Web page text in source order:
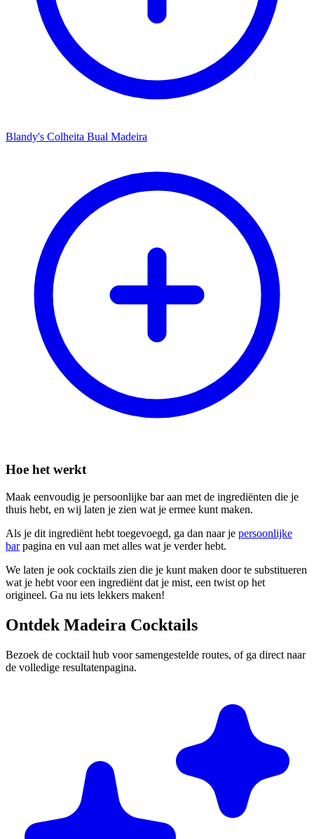
Blandy's Colheita Bual Madeira
Hoe het werkt
Maak eenvoudig je persoonlijke bar aan met de ingrediënten die je
thuis hebt, en wij laten je zien wat je ermee kunt maken.
Als je dit ingrediënt hebt toegevoegd, ga dan naar je persoonlijke
barpagina en vul aan met alles wat je verder hebt.
We laten je ook cocktails zien die je kunt maken door te substitueren
wat je hebt voor een ingrediënt dat je mist, een twist op het
origineel. Ga nu iets lekkers maken!
Ontdek Madeira Cocktails
Bezoek de cocktail hub voor samengestelde routes, of ga direct naar
de volledige resultatenpagina.